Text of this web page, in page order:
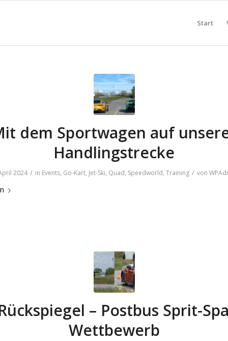
Start
dem Sportwagen auf
Handlingstrecke
2024 / in Events, Go-Kart, Jet-Ski, Quad, Speedworld, Training / von
– Postbus Sprit-
Wettbewerb